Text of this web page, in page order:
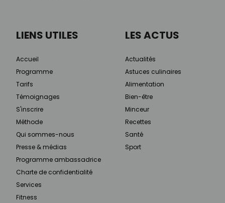
LIENS UTILES
Accueil
Programme
Tarifs
Témoignages
S'inscrire
Méthode
Qui sommes-nous
Presse & médias
Programme ambassadrice
Charte de confidentialité
Services
Fitness
LES ACTUS
Actualités
Astuces culinaires
Alimentation
Bien-être
Minceur
Recettes
Santé
Sport